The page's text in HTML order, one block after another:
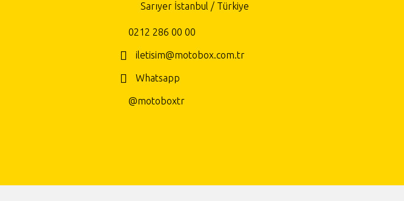
Sarıyer İstanbul / Türkiye
0212 286 00 00
iletisim@motobox.com.tr
Whatsapp
@motoboxtr